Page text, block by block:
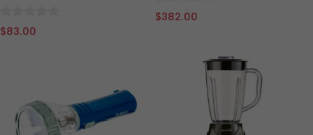
0
$83.00
0
$382.00